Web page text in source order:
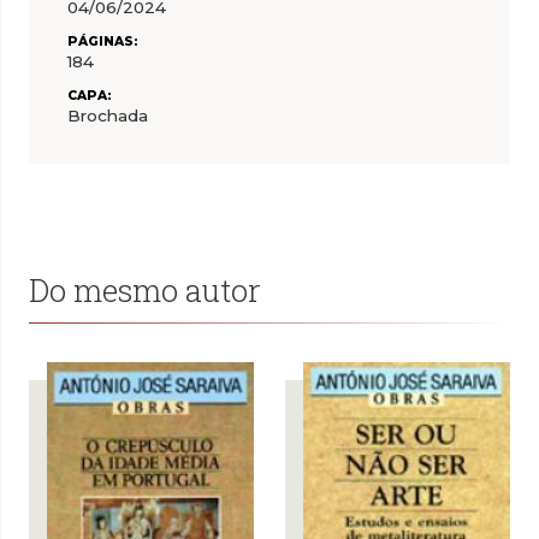
04/06/2024
PÁGINAS:
184
CAPA:
Brochada
Do mesmo autor